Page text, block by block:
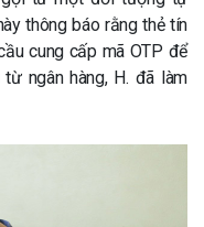
thông báo rằng thẻ tín
cung cấp mã OTP để
ngân hàng, H. đã làm